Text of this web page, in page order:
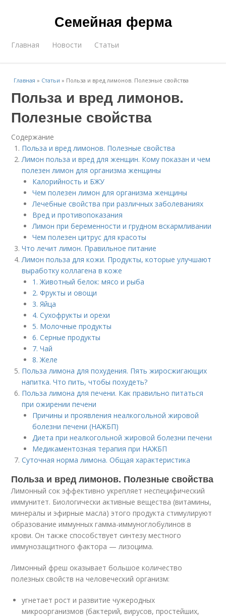
Семейная ферма
Главная Новости Статьи
Главная » Статьи » Польза и вред лимонов. Полезные свойства
Польза и вред лимонов.
Полезные свойства
Содержание
Польза и вред лимонов. Полезные свойства
Лимон польза и вред для женщин. Кому показан и чем
полезен лимон для организма женщины
Калорийность и БЖУ
Чем полезен лимон для организма женщины
Лечебные свойства при различных заболеваниях
Вред и противопоказания
Лимон при беременности и грудном вскармливании
Чем полезен цитрус для красоты
Что лечит лимон. Правильное питание
Лимон польза для кожи. Продукты, которые улучшают
выработку коллагена в коже
1. Животный белок: мясо и рыба
2. Фрукты и овощи
3. Яйца
4. Сухофрукты и орехи
5. Молочные продукты
6. Серные продукты
7. Чай
8. Желе
Польза лимона для похудения. Пять жиросжигающих
напитка. Что пить, чтобы похудеть?
Польза лимона для печени. Как правильно питаться
при ожирении печени
Причины и проявления неалкогольной жировой
болезни печени (НАЖБП)
Диета при неалкогольной жировой болезни печени
Медикаментозная терапия при НАЖБП
Суточная норма лимона. Общая характеристика
Польза и вред лимонов. Полезные свойства
Лимонный сок эффективно укрепляет неспецифический
иммунитет. Биологически активные вещества (витамины,
минералы и эфирные масла) этого продукта стимулируют
образование иммунных гамма-иммуноглобулинов в
крови. Он также способствует синтезу местного
иммунозащитного фактора — лизоцима.
Лимонный фреш оказывает большое количество
полезных свойств на человеческий организм:
угнетает рост и развитие чужеродных
микроорганизмов (бактерий, вирусов, простейших,